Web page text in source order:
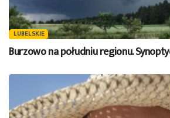
LUBELSKIE
Burzowo na południu regionu.